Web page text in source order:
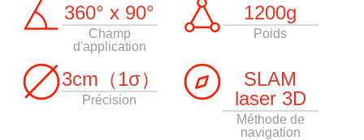
360° x 90°
Champ
d'application
1200g
Poids
3cm（1σ）
Précision
SLAM
laser 3D
Méthode de
navigation